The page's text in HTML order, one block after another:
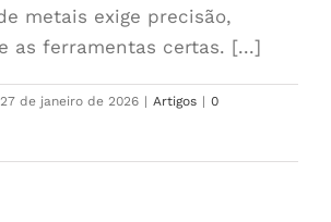
metais exige precisão,
as ferramentas certas. [...]
27 de janeiro de 2026 | Artigos | 0